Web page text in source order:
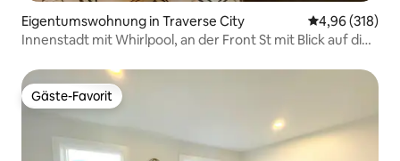
Eigentumswohnung in Traverse City
4,96 (318)
Innenstadt mit Whirlpool, an der Front St mit Blick auf die
Gäste-Favorit
Gäste-Favorit